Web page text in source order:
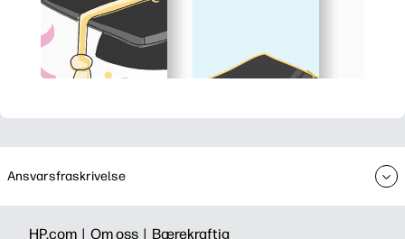
Ansvarsfraskrivelse
HP.com | Om oss | Bærekraftig